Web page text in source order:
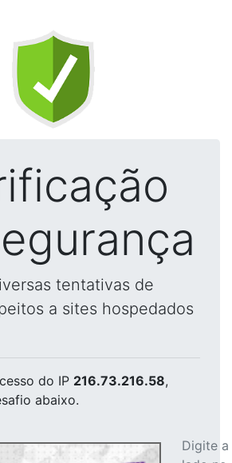
tentativas de
a sites hospedados
do IP 216.73.216.58,
abaixo.
Digite